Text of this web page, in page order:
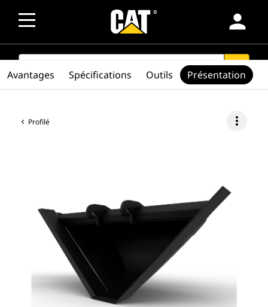
person
SEARCH search
Profilé more_vert
Avantages Spécifications Outils Présentation